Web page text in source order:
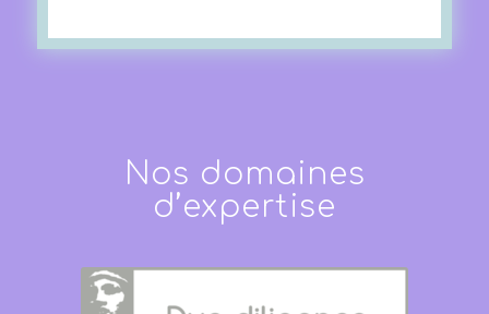
Nos domaines
d’expertise